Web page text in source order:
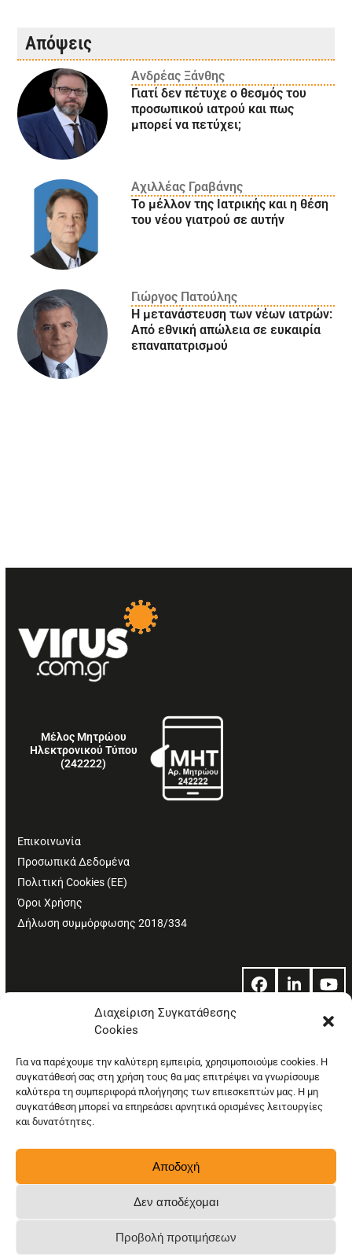
Διαχείριση Συγκατάθεσης
Cookies
Για να παρέχουμε την καλύτερη εμπειρία, χρησιμοποιούμε cookies. Η
συγκατάθεσή σας στη χρήση τους θα μας επιτρέψει να γνωρίσουμε
καλύτερα τη συμπεριφορά πλοήγησης των επιεσκεπτών μας. Η μη
συγκατάθεση μπορεί να επηρεάσει αρνητικά ορισμένες λειτουργίες
και δυνατότητες.
Αποδοχή
Δεν αποδέχομαι
Προβολή προτιμήσεων
Απόψεις
Ανδρέας Ξάνθης
Γιατί δεν πέτυχε ο θεσμός του
προσωπικού ιατρού και πως
μπορεί να πετύχει;
Αχιλλέας Γραβάνης
Το μέλλον της Ιατρικής και η θέση
του νέου γιατρού σε αυτήν
Γιώργος Πατούλης
Η μετανάστευση των νέων ιατρών:
Aπό εθνική απώλεια σε ευκαιρία
επαναπατρισμού
Μέλος Μητρώου
Ηλεκτρονικού Τύπου
(242222)
Επικοινωνία
Προσωπικά Δεδομένα
Πολιτική Cookies (ΕΕ)
Όροι Χρήσης
Δήλωση συμμόρφωσης 2018/334
Facebook
LinkedIn
© Copyright: Ethos Media S.A.